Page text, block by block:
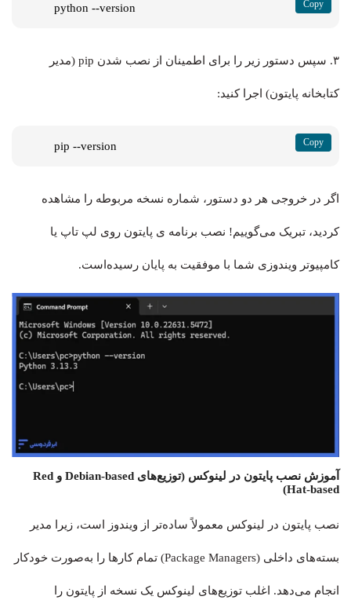
python --version
۳. سپس دستور زیر را برای اطمینان از نصب شدن pip (مدیر
کتابخانه پایتون) اجرا کنید:
pip --version
اگر در خروجی هر دو دستور، شماره نسخه مربوطه را مشاهده
کردید، تبریک می‌گوییم! نصب برنامه ی پایتون روی لپ تاپ یا
کامپیوتر ویندوزی شما با موفقیت به پایان رسیده‌است.
آموزش نصب پایتون در لینوکس (توزیع‌های Debian-based و Red
Hat-based)
نصب پایتون در لینوکس معمولاً ساده‌تر از ویندوز است، زیرا مدیر
بسته‌های داخلی (Package Managers) تمام کارها را به‌صورت خودکار
انجام می‌دهد. اغلب توزیع‌های لینوکس یک نسخه از پایتون را